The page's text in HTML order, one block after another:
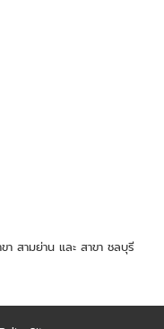
สามย่าน และ สาขา ชลบุรี